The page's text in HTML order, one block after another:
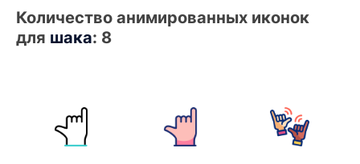
Количество анимированных иконок
для шака: 8